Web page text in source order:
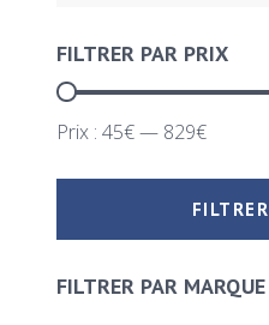
FILTRER PAR PRIX
FILTRER
Prix : 45€— 829€
FILTRER PAR MARQUE